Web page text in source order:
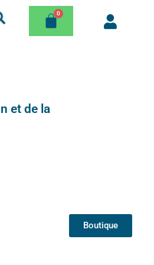
et de la
Boutique